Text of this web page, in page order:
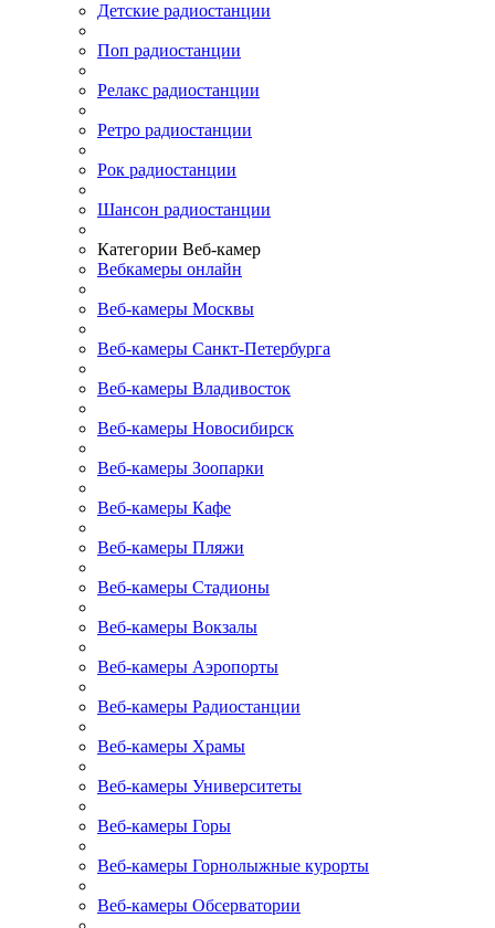
Детские радиостанции
Поп радиостанции
Релакс радиостанции
Ретро радиостанции
Рок радиостанции
Шансон радиостанции
Категории Веб-камер
Вебкамеры онлайн
Веб-камеры Москвы
Веб-камеры Санкт-Петербурга
Веб-камеры Владивосток
Веб-камеры Новосибирск
Веб-камеры Зоопарки
Веб-камеры Кафе
Веб-камеры Пляжи
Веб-камеры Стадионы
Веб-камеры Вокзалы
Веб-камеры Аэропорты
Веб-камеры Радиостанции
Веб-камеры Храмы
Веб-камеры Университеты
Веб-камеры Горы
Веб-камеры Горнолыжные курорты
Веб-камеры Обсерватории